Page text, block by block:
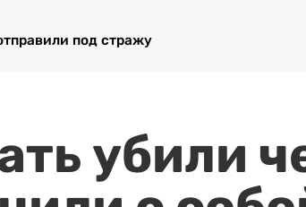
под стражу
убили